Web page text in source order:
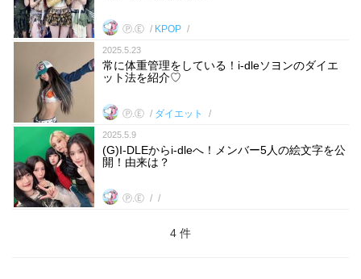
Ⓟ.Ⓔ KPOP
2025.5.23
常に体重管理をしている！i-dleソヨンのダイエ
ット法を紹介♡
Ⓟ.Ⓔ ダイエット
2025.5.9
(G)I-DLEからi-dleへ！メンバー5人の絵文字を公
開！由来は？
Ⓟ.Ⓔ
4 件